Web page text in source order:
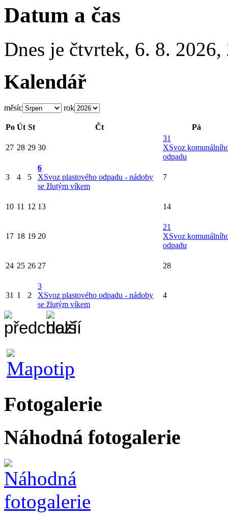
Datum a čas
Dnes je čtvrtek, 6. 8. 2026,
Kalendář
měsíc rok
Po Út St Čt Pá
27 28 29 30
31
XSvoz
odpadu
3 4 5
6
XSvoz plastového odpadu - nádoby
se žlutým víkem
7
10 11 12 13 14
17 18 19 20
21
XSvoz
odpadu
24 25 26 27 28
31 1 2
3
XSvoz plastového odpadu - nádoby
se žlutým víkem
4
Fotogalerie
Náhodná fotogalerie